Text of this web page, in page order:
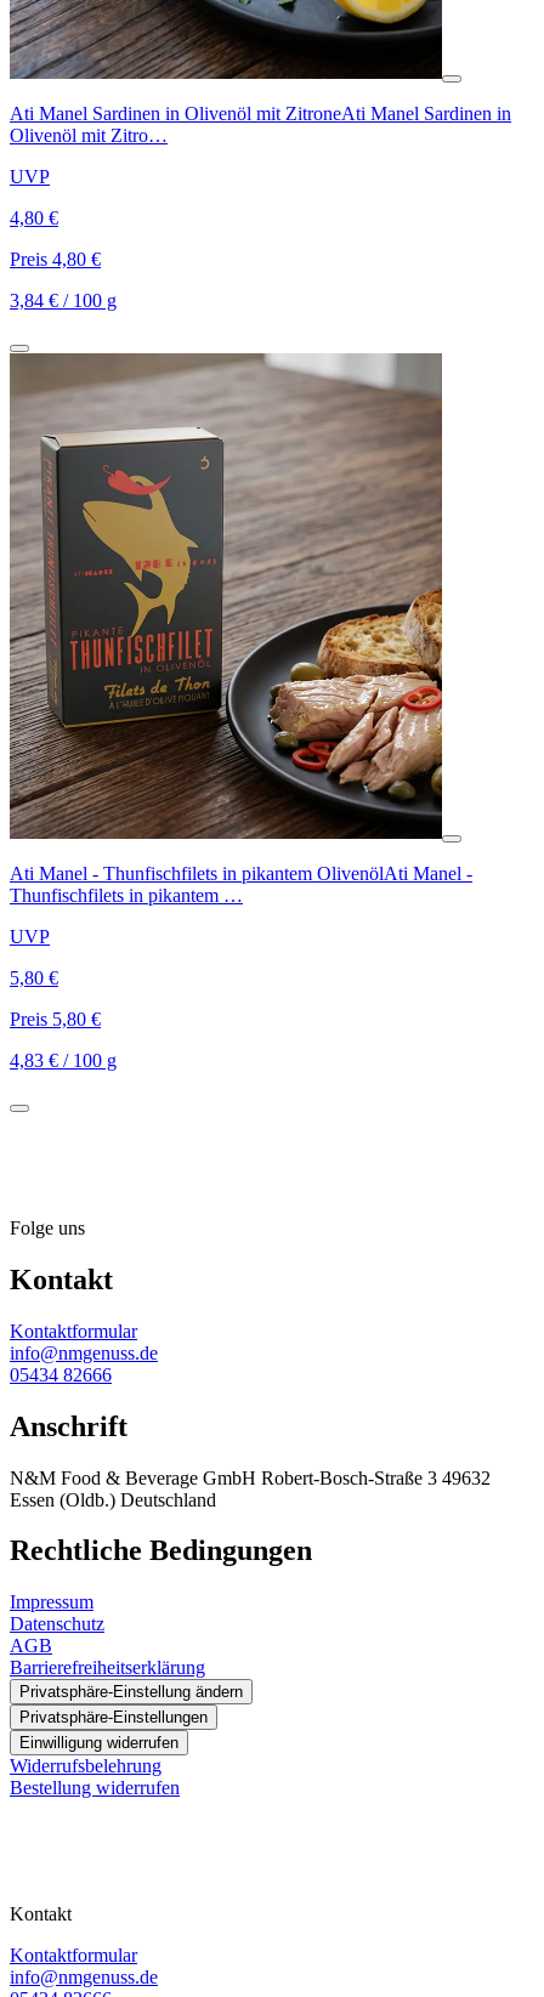
Ati Manel Sardinen in Olivenöl mit ZitroneAti Manel Sardinen in
Olivenöl mit Zitro…
UVP
4,80 €
Preis 4,80 €
3,84 € / 100 g
Ati Manel - Thunfischfilets in pikantem OlivenölAti Manel -
Thunfischfilets in pikantem …
UVP
5,80 €
Preis 5,80 €
4,83 € / 100 g
Folge uns
Kontakt
Kontaktformular
info@nmgenuss.de
05434 82666
Anschrift
N&M Food & Beverage GmbH Robert-Bosch-Straße 3 49632
Essen (Oldb.) Deutschland
Rechtliche Bedingungen
Impressum
Datenschutz
AGB
Barrierefreiheitserklärung
Privatsphäre-Einstellung ändern
Privatsphäre-Einstellungen
Einwilligung widerrufen
Widerrufsbelehrung
Bestellung widerrufen
Kontakt
Kontaktformular
info@nmgenuss.de